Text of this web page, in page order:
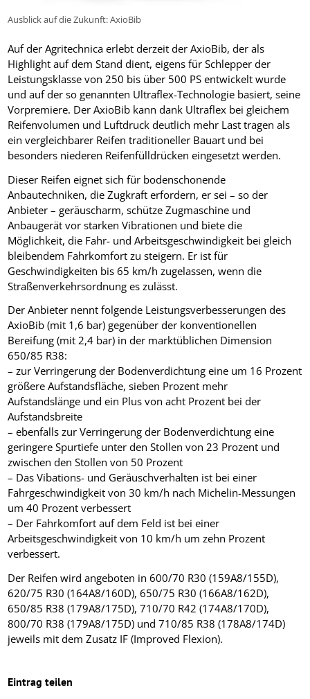
Ausblick auf die Zukunft: AxioBib
Auf der Agritechnica erlebt derzeit der AxioBib, der als
Highlight auf dem Stand dient, eigens für Schlepper der
Leistungsklasse von 250 bis über 500 PS entwickelt wurde
und auf der so genannten Ultraflex-Technologie basiert, seine
Vorpremiere. Der AxioBib kann dank Ultraflex bei gleichem
Reifenvolumen und Luftdruck deutlich mehr Last tragen als
ein vergleichbarer Reifen traditioneller Bauart und bei
besonders niederen Reifenfülldrücken eingesetzt werden.
Dieser Reifen eignet sich für bodenschonende
Anbautechniken, die Zugkraft erfordern, er sei – so der
Anbieter – geräuscharm, schütze Zugmaschine und
Anbaugerät vor starken Vibrationen und biete die
Möglichkeit, die Fahr- und Arbeitsgeschwindigkeit bei gleich
bleibendem Fahrkomfort zu steigern. Er ist für
Geschwindigkeiten bis 65 km/h zugelassen, wenn die
Straßenverkehrsordnung es zulässt.
Der Anbieter nennt folgende Leistungsverbesserungen des
AxioBib (mit 1,6 bar) gegenüber der konventionellen
Bereifung (mit 2,4 bar) in der marktüblichen Dimension
650/85 R38:
– zur Verringerung der Bodenverdichtung eine um 16 Prozent
größere Aufstandsfläche, sieben Prozent mehr
Aufstandslänge und ein Plus von acht Prozent bei der
Aufstandsbreite
– ebenfalls zur Verringerung der Bodenverdichtung eine
geringere Spurtiefe unter den Stollen von 23 Prozent und
zwischen den Stollen von 50 Prozent
– Das Vibations- und Geräuschverhalten ist bei einer
Fahrgeschwindigkeit von 30 km/h nach Michelin-Messungen
um 40 Prozent verbessert
– Der Fahrkomfort auf dem Feld ist bei einer
Arbeitsgeschwindigkeit von 10 km/h um zehn Prozent
verbessert.
Der Reifen wird angeboten in 600/70 R30 (159A8/155D),
620/75 R30 (164A8/160D), 650/75 R30 (166A8/162D),
650/85 R38 (179A8/175D), 710/70 R42 (174A8/170D),
800/70 R38 (179A8/175D) und 710/85 R38 (178A8/174D)
jeweils mit dem Zusatz IF (Improved Flexion).
Eintrag teilen